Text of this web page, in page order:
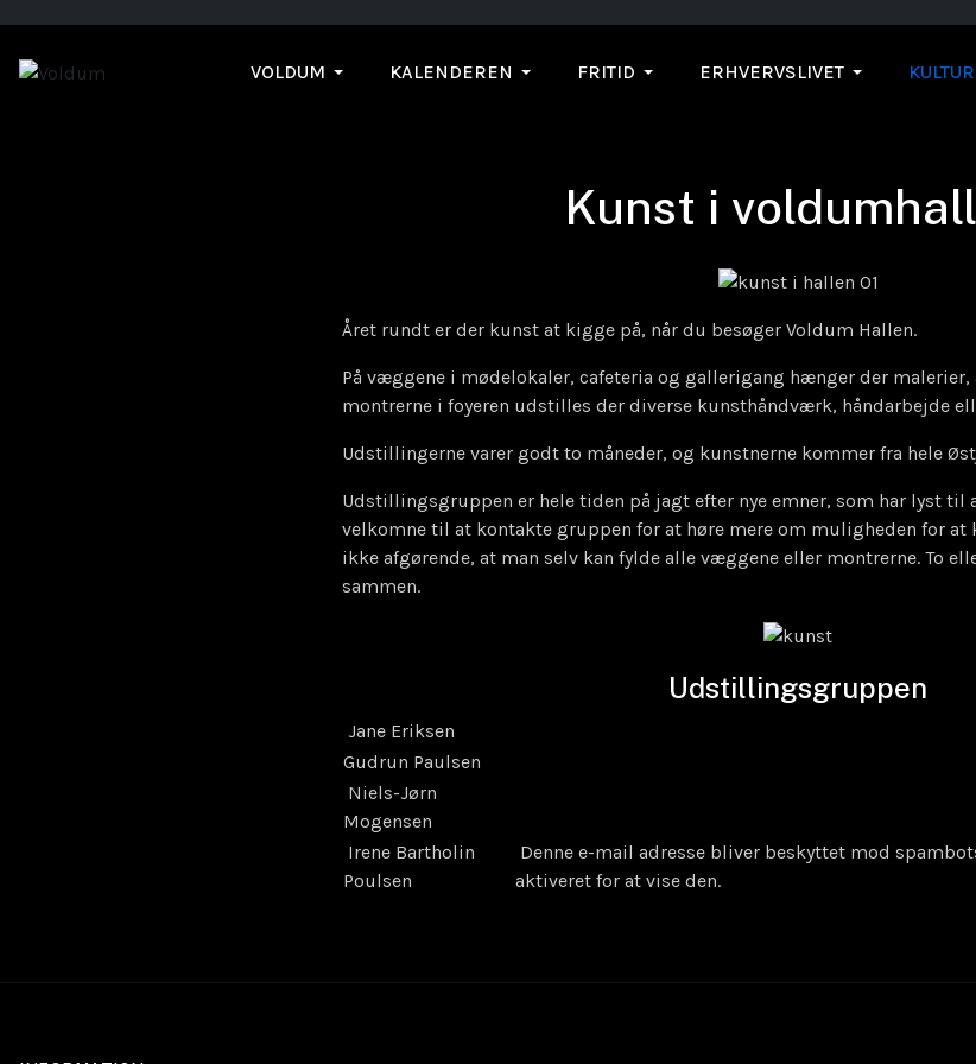
VOLDUM KALENDEREN FRITID ERHVERVSLIVET KULTUR
Kunst i
Året rundt er der kunst at kigge på, når du besøger Voldum Hallen.
På væggene i mødelokaler, cafeteria og gallerigang hænger der
montrerne i foyeren udstilles der diverse kunsthåndværk, håndarbejde
Udstillingerne varer godt to måneder, og kunstnerne kommer fra hele
Udstillingsgruppen er hele tiden på jagt efter nye emner, som har lyst til
velkomne til at kontakte gruppen for at høre mere om muligheden for at
ikke afgørende, at man selv kan fylde alle væggene eller montrerne. To
sammen.
Udstillingsgruppen
Jane Eriksen
Gudrun Paulsen
Niels-Jørn
Mogensen
Irene Bartholin
Poulsen
Denne e-mail adresse bliver beskyttet mod
aktiveret for at vise den.